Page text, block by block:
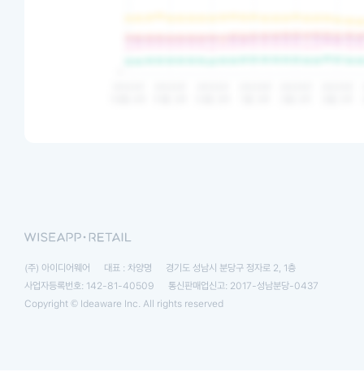
(주) 아이디어웨어 대표 : 차양명
경기도 성남시 분당구 정자로 2, 1층
사업자등록번호: 142-81-40509
통신판매업신고: 2017-성남분당-0437
Copyright © Ideaware Inc. All rights reserved